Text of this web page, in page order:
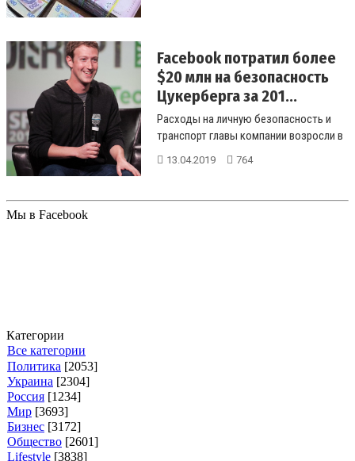
Facebook потратил более
$20 млн на безопасность
Цукерберга за 201...
Расходы на личную безопасность и
транспорт главы компании возросли в
4 раза по сравнению с 2016 годо...
13.04.2019 764
Мы в Facebook
Категории
Все категории
Политика [2053]
Украина [2304]
Россия [1234]
Мир [3693]
Бизнес [3172]
Общество [2601]
Lifestyle [3838]